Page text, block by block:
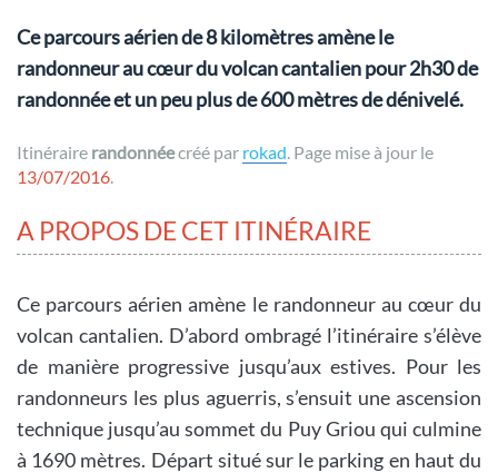
Ce parcours aérien de 8 kilomètres amène le
randonneur au cœur du volcan cantalien pour 2h30 de
randonnée et un peu plus de 600 mètres de dénivelé.
Itinéraire randonnéecréé par rokad. Page mise à jour le
13/07/2016.
A PROPOS DE CET ITINÉRAIRE
Ce parcours aérien amène le randonneur au cœur du
volcan cantalien. D’abord ombragé l’itinéraire s’élève
de manière progressive jusqu’aux estives. Pour les
randonneurs les plus aguerris, s’ensuit une ascension
technique jusqu’au sommet du Puy Griou qui culmine
à 1690 mètres. Départ situé sur le parking en haut du